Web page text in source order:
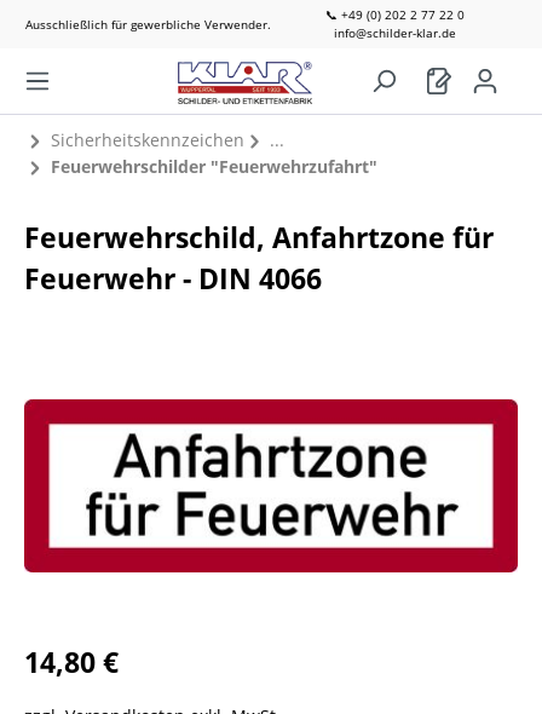
Ausschließlich für gewerbliche Verwender.
📞 +49 (0) 202 2 77 22 0
info@schilder-klar.de
Sicherheitskennzeichen
Feuerwehrschilder "Feuerwehrzufahrt"
Feuerwehrschild, Anfahrtzone für
Feuerwehr - DIN 4066
14,80 €